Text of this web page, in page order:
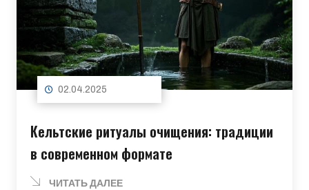
02.04.2025
Кельтские ритуалы очищения: традиции
в современном формате
ЧИТАТЬ ДАЛЕЕ